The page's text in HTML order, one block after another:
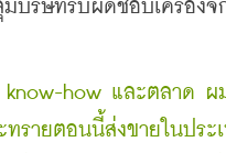
มบริษัทรับผิดชอบเครื่องจั
how และตลาด ผม
ทรายตอนนี้ส่งขายในปร